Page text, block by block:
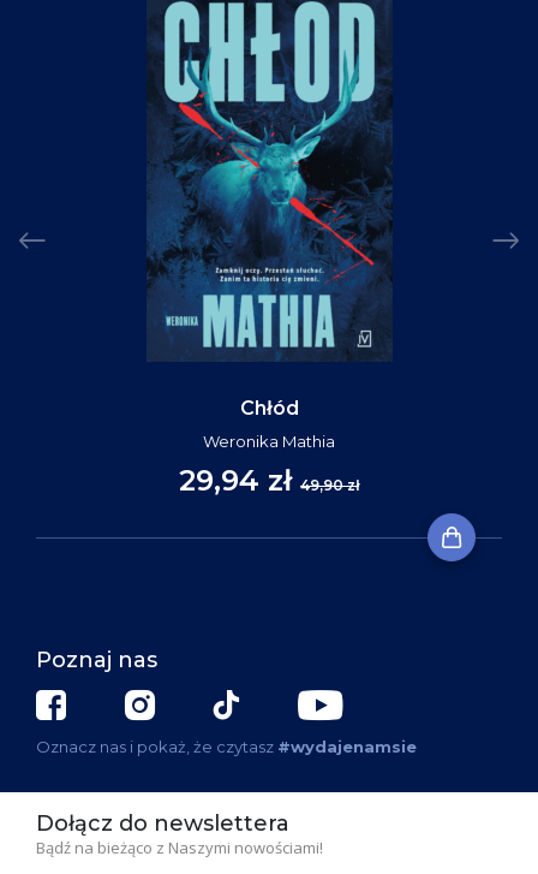
Chłód
Weronika Mathia
29,94 zł 49,90 zł
Poznaj nas
Oznacz nas i pokaż, że czytasz #wydajenamsie
Dołącz do newslettera
Bądź na bieżąco z Naszymi nowościami!